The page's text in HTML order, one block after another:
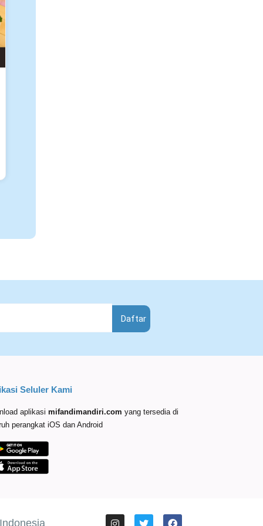
Daftar
Seluler Kami
aplikasi mifandimandiri.com yang tersedia di
perangkat iOS dan Android